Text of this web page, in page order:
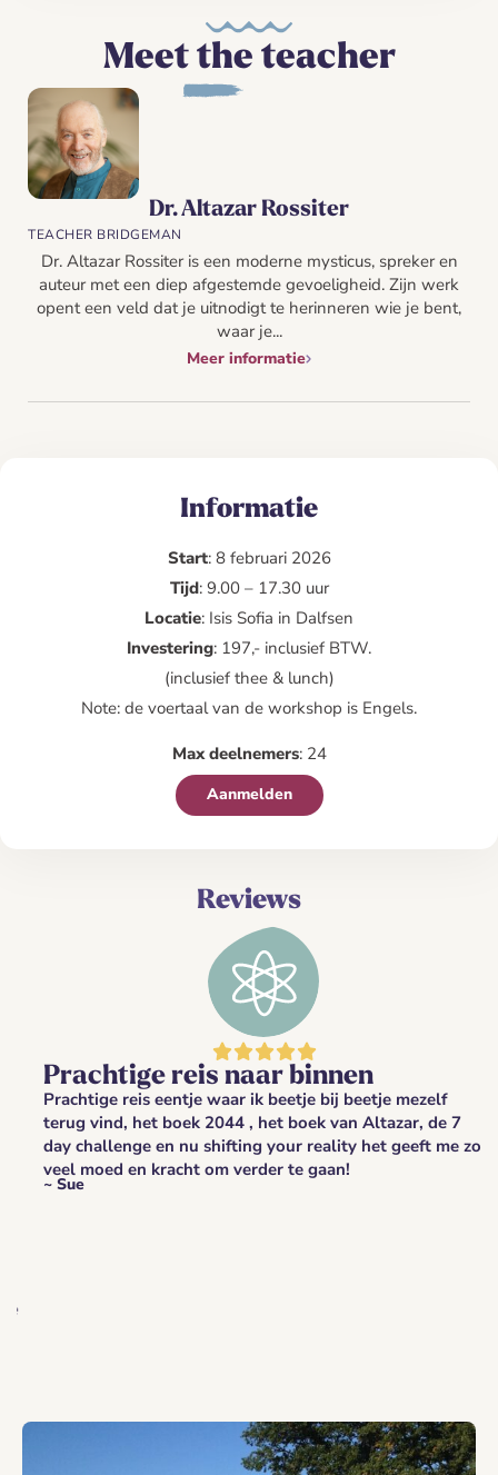
Meet the teacher
Dr. Altazar Rossiter
TEACHER BRIDGEMAN
Dr. Altazar Rossiter is een moderne mysticus, spreker en
auteur met een diep afgestemde gevoeligheid. Zijn werk
opent een veld dat je uitnodigt te herinneren wie je bent,
waar je...
Meer informatie
Informatie
Start: 8 februari 2026
Tijd: 9.00 – 17.30 uur
Locatie: Isis Sofia in Dalfsen
Investering: 197,- inclusief BTW.
(inclusief thee & lunch)
Note: de voertaal van de workshop is Engels.
Max deelnemers: 24
Aanmelden
Reviews

Prachtige reis naar binnen
Prachtige reis eentje waar ik beetje bij beetje mezelf
terug vind, het boek 2044 , het boek van Altazar, de 7
day challenge en nu shifting your reality het geeft me zo
veel moed en kracht om verder te gaan!
~ Sue